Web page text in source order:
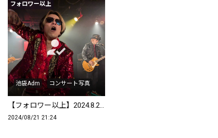
フォロワー以上
池袋Adm コンサート写真
【フォロワー以上】2024.8.20池袋Adm コンサート写真
2024/08/21 21:24